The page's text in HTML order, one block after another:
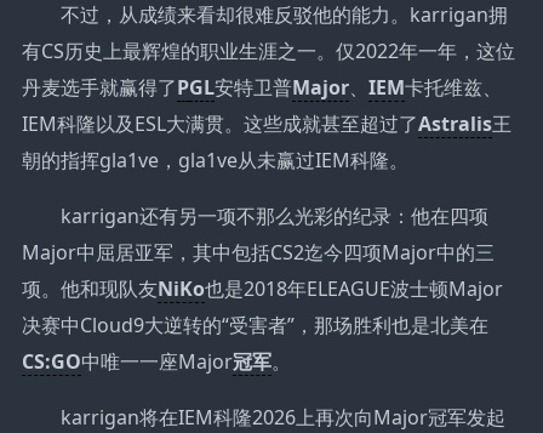
不过，从成绩来看却很难反驳他的能力。karrigan拥
有CS历史上最辉煌的职业生涯之一。仅2022年一年，这位
丹麦选手就赢得了PGL安特卫普Major、 IEM卡托维兹、
IEM科隆以及ESL大满贯。这些成就甚至超过了Astralis王
朝的指挥gla1ve，gla1ve从未赢过IEM科隆。
karrigan还有另一项不那么光彩的纪录：他在四项
Major中屈居亚军，其中包括CS2迄今四项Major中的三
项。他和现队友NiKo也是2018年ELEAGUE波士顿Major
决赛中Cloud9大逆转的“受害者”，那场胜利也是北美在
CS:GO中唯一一座Major冠军。
karrigan将在IEM科隆2026上再次向Major冠军发起